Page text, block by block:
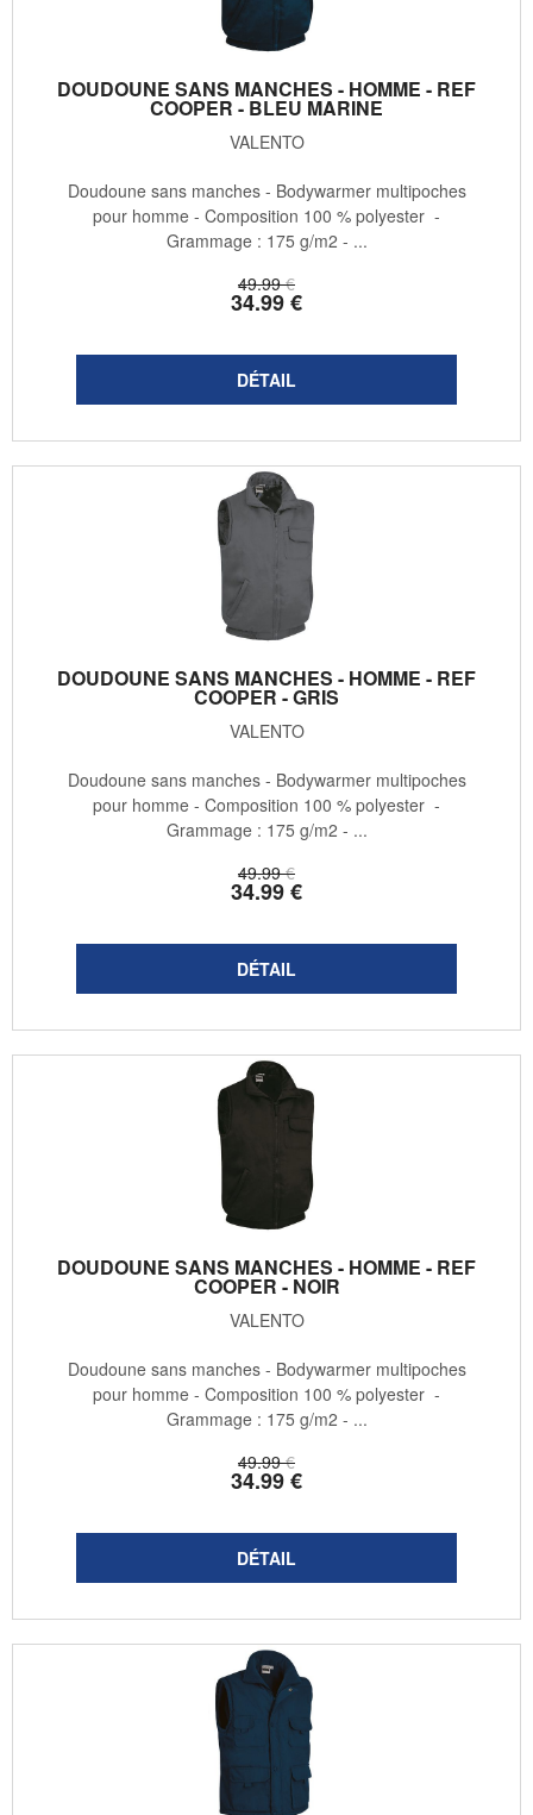
DOUDOUNE SANS MANCHES - HOMME - REF
COOPER - BLEU MARINE
VALENTO
49.99 €
34.99€
Doudoune sans manches - Bodywarmer multipoches
pour homme - Composition 100 % polyester -
Grammage : 175 g/m2 - ...
DOUDOUNE SANS MANCHES - HOMME - REF
COOPER - GRIS
VALENTO
49.99 €
34.99€
Doudoune sans manches - Bodywarmer multipoches
pour homme - Composition 100 % polyester -
Grammage : 175 g/m2 - ...
DOUDOUNE SANS MANCHES - HOMME - REF
COOPER - NOIR
VALENTO
49.99 €
34.99€
Doudoune sans manches - Bodywarmer multipoches
pour homme - Composition 100 % polyester -
Grammage : 175 g/m2 - ...